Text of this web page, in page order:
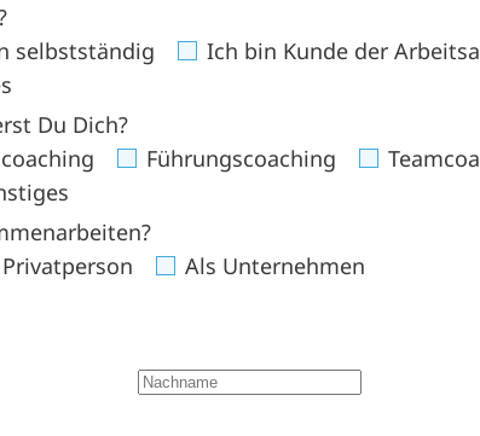
selbstständig
Ich bin Kunde der
Du Dich?
Führungscoaching
Als Unternehmen
Nachname